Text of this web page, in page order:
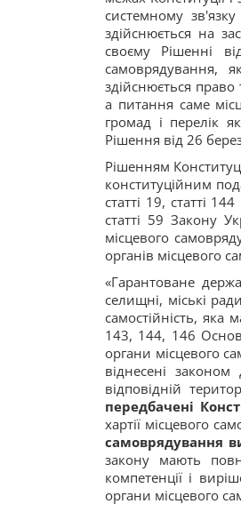
системному
здійснюється на
своєму Рішенні
самоврядування,
здійснюється
а питання саме
громад і перелік
Рішення від 26
Рішенням
конституційним
статті 19, статті
статті 59 Закону
місцевого
органів місцевого
«Гарантоване
селищні, міські
самостійність, яка
143, 144, 146
органи місцевого
віднесені
відповідній
передбачені
хартії місцевого
самоврядування
закону мають
компетенції і
органи місцевого